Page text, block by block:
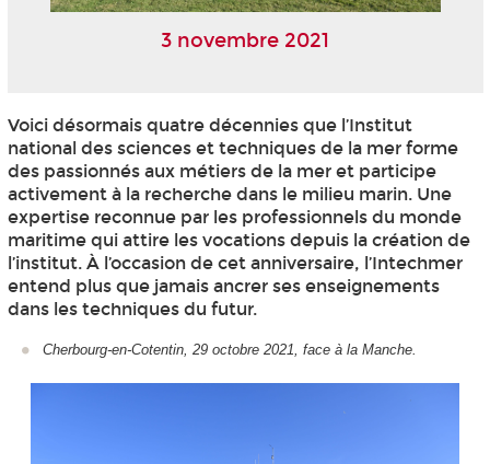
3 novembre 2021
Voici désormais quatre décennies que l’Institut
national des sciences et techniques de la mer forme
des passionnés aux métiers de la mer et participe
activement à la recherche dans le milieu marin. Une
expertise reconnue par les professionnels du monde
maritime qui attire les vocations depuis la création de
l’institut. À l’occasion de cet anniversaire, l’Intechmer
entend plus que jamais ancrer ses enseignements
dans les techniques du futur.
Cherbourg-en-Cotentin, 29 octobre 2021, face à la Manche.